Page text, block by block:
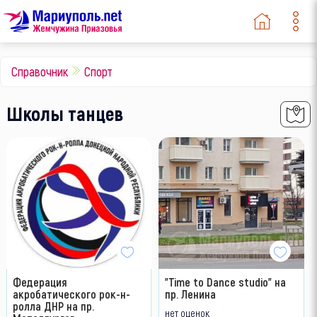
Справочник Спорт
Школы танцев
Федерация
акробатического рок-н-
ролла ДНР на пр.
"Time to Dance studio" на
пр. Ленина
нет оценок